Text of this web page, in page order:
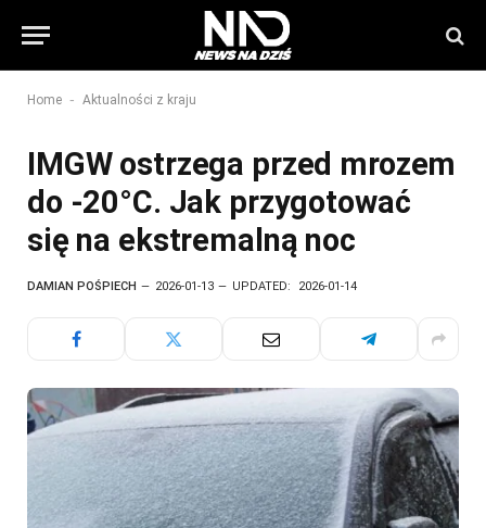
Home - Aktualności z kraju
IMGW ostrzega przed mrozem
do -20°C. Jak przygotować
się na ekstremalną noc
DAMIAN POŚPIECH 2026-01-13 UPDATED: 2026-01-14